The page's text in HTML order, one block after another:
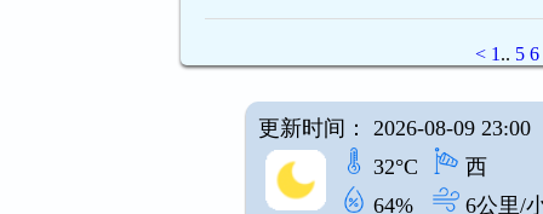
< 1 .. 5 6
更新时间： 2026-08-09 23:00
32°C
西
64%
6公里/